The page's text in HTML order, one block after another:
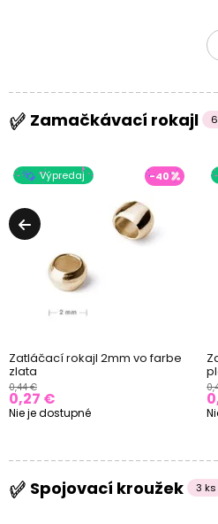
Zamačkávací rokajl
Výpredaj -40
Zatláčací rokajl 2mm vo farbe
zlata
0,44 €
0,27 €
Nie je dostupné
Spojovací kroužek 3 ks